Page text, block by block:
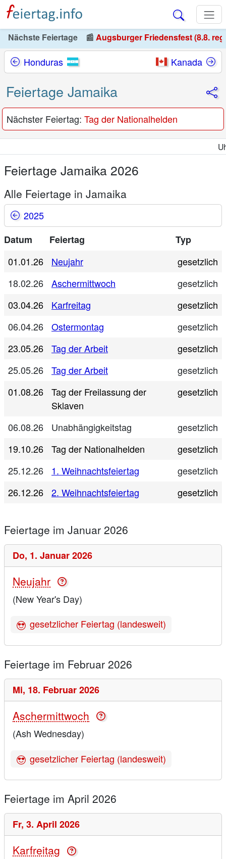
Nächste Feiertage 📰 Augsburger Friedensfest (8.8.
Honduras Kanada
Feiertage Jamaika
Nächster Feiertag: Tag der Nationalhelden
Feiertage Jamaika 2026
Alle Feiertage in Jamaika
2025
Datum
Feiertag
Typ
01.01.26
Neujahr
gesetzlich
18.02.26
Aschermittwoch
gesetzlich
03.04.26
Karfreitag
gesetzlich
06.04.26
Ostermontag
gesetzlich
23.05.26
Tag der Arbeit
gesetzlich
25.05.26
Tag der Arbeit
gesetzlich
01.08.26
Tag der Freilassung der
Sklaven
gesetzlich
06.08.26 Unabhängigkeitstag
gesetzlich
19.10.26
Tag der Nationalhelden
gesetzlich
25.12.26
1. Weihnachtsfeiertag
gesetzlich
26.12.26
2. Weihnachtsfeiertag gesetzlich
Feiertage im Januar 2026
Do, 1. Januar 2026
Neujahr
(New Year's Day)
gesetzlicher Feiertag (landesweit)
Feiertage im Februar 2026
Mi, 18. Februar 2026
Aschermittwoch
(Ash Wednesday)
gesetzlicher Feiertag (landesweit)
Feiertage im April 2026
Fr, 3. April 2026
Karfreitag